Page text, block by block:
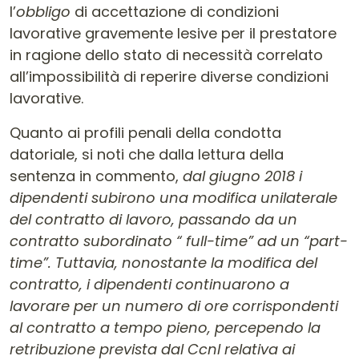
l’obbligo di accettazione di condizioni
lavorative gravemente lesive per il prestatore
in ragione dello stato di necessità correlato
all’impossibilità di reperire diverse condizioni
lavorative.
Quanto ai profili penali della condotta
datoriale, si noti che dalla lettura della
sentenza in commento, dal giugno 2018 i
dipendenti subirono una modifica unilaterale
del contratto di lavoro, passando da un
contratto subordinato “ full-time” ad un “part-
time”. Tuttavia, nonostante la modifica del
contratto, i dipendenti continuarono a
lavorare per un numero di ore corrispondenti
al contratto a tempo pieno, percependo la
retribuzione prevista dal Ccnl relativa ai